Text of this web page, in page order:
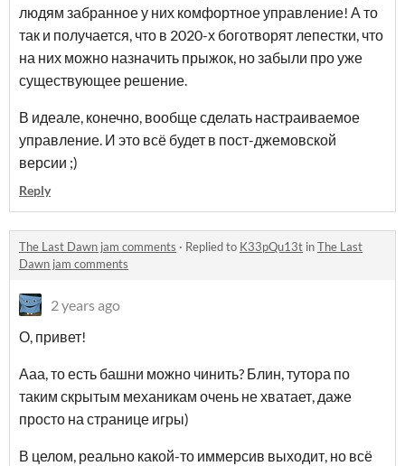
людям забранное у них комфортное управление! А то
так и получается, что в 2020-х боготворят лепестки, что
на них можно назначить прыжок, но забыли про уже
существующее решение.
В идеале, конечно, вообще сделать настраиваемое
управление. И это всё будет в пост-джемовской
версии ;)
Reply
The Last Dawn jam comments · Replied to K33pQu13t inThe Last
Dawn jam comments
2 years ago
О, привет!
Ааа, то есть башни можно чинить? Блин, тутора по
таким скрытым механикам очень не хватает, даже
просто на странице игры)
В целом, реально какой-то иммерсив выходит, но всё